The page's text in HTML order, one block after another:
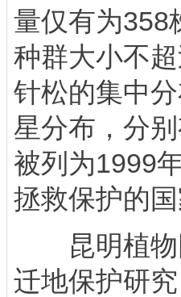
量仅有为358
种群大小不
针松的集中
星分布，分
被列为1999
拯救保护的
昆明植物
迁地保护研